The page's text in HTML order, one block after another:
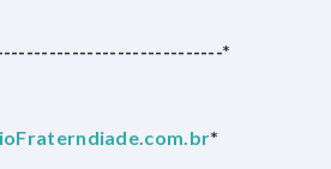
*
*